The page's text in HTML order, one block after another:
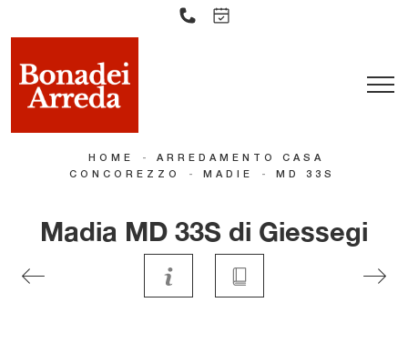
HOME -
ARREDAMENTO CASA
CONCOREZZO
- MADIE - MD 33S
Madia MD 33S di Giessegi